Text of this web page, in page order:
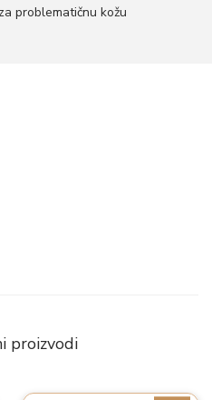
problematičnu kožu
proizvodi